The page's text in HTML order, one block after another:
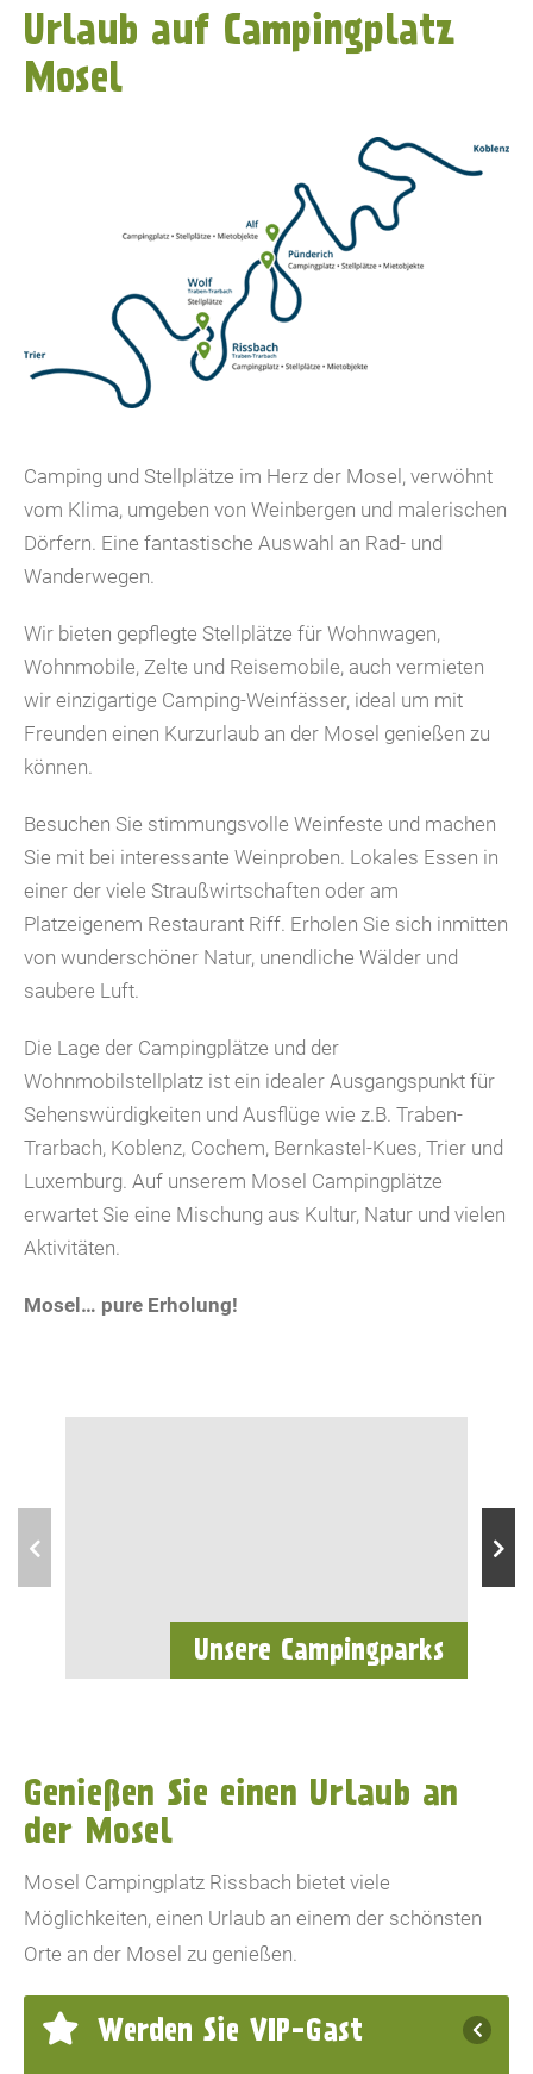
Urlaub auf Campingplatz
Mosel
Camping und Stellplätze im Herz der Mosel, verwöhnt
vom Klima, umgeben von Weinbergen und malerischen
Dörfern. Eine fantastische Auswahl an Rad- und
Wanderwegen.
Wir bieten gepflegte Stellplätze für Wohnwagen,
Wohnmobile, Zelte und Reisemobile, auch vermieten
wir einzigartige Camping-Weinfässer, ideal um mit
Freunden einen Kurzurlaub an der Mosel genießen zu
können.
Besuchen Sie stimmungsvolle Weinfeste und machen
Sie mit bei interessante Weinproben. Lokales Essen in
einer der viele Straußwirtschaften oder am
Platzeigenem Restaurant Riff. Erholen Sie sich inmitten
von wunderschöner Natur, unendliche Wälder und
saubere Luft.
Die Lage der Campingplätze und der
Wohnmobilstellplatz ist ein idealer Ausgangspunkt für
Sehenswürdigkeiten und Ausflüge wie z.B. Traben-
Trarbach, Koblenz, Cochem, Bernkastel-Kues, Trier und
Luxemburg. Auf unserem Mosel Campingplätze
erwartet Sie eine Mischung aus Kultur, Natur und vielen
Aktivitäten.
Mosel… pure Erholung!
Unsere Campingparks
Genießen Sie einen Urlaub an
der Mosel
Mosel Campingplatz Rissbach bietet viele
Möglichkeiten, einen Urlaub an einem der schönsten
Orte an der Mosel zu genießen.
Werden Sie VIP-Gast